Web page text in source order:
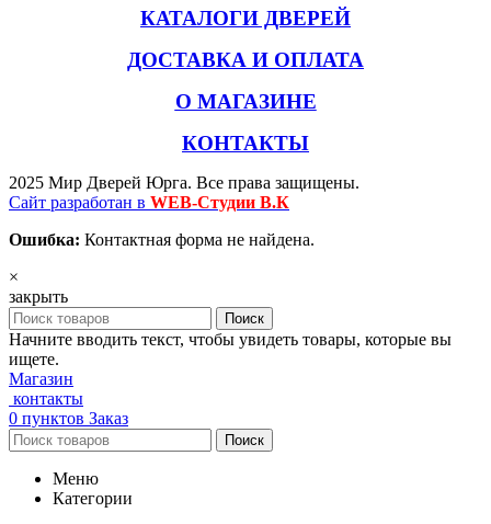
КАТАЛОГИ ДВЕРЕЙ
ДОСТАВКА И ОПЛАТА
О МАГАЗИНЕ
КОНТАКТЫ
2025 Мир Дверей Юрга. Все права защищены.
Сайт разработан в WEB-Студии В.К
Ошибка: Контактная форма не найдена.
×
закрыть
Поиск
Начните вводить текст, чтобы увидеть товары, которые вы
ищете.
Магазин
контакты
0 пунктов Заказ
Поиск
Меню
Категории